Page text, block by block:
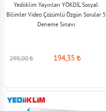
Yediiklim Yayınları YÖKDİL Sosyal
Bilimler Video Çözümlü Özgün Sorular 5
Deneme Sınavı
299,00₺ 194,35 ₺